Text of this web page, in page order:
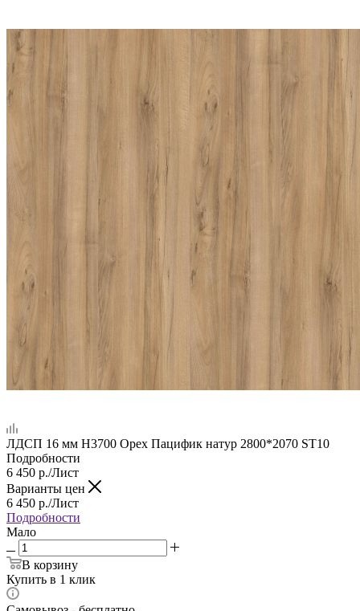
ЛДСП 16 мм H3700 Орех Пацифик натур 2800*2070 ST10
Подробности
6 450 р./Лист
Варианты цен
6 450 р./Лист
Подробности
Мало
В корзину
Купить в 1 клик